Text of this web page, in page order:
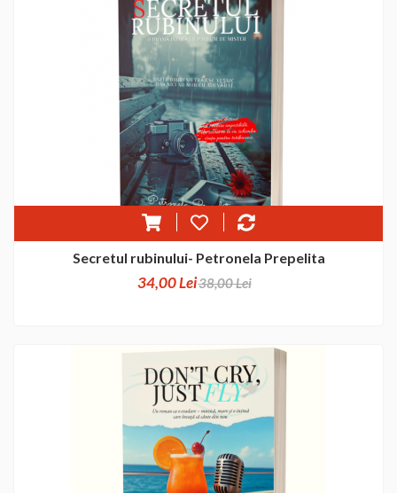
Secretul rubinului- Petronela Prepelita
34,00 Lei38,00 Lei